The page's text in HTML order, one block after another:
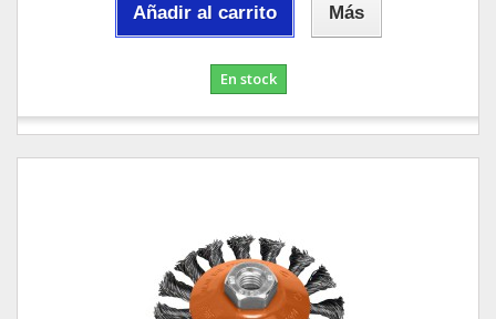
Añadir al carrito Más
En stock